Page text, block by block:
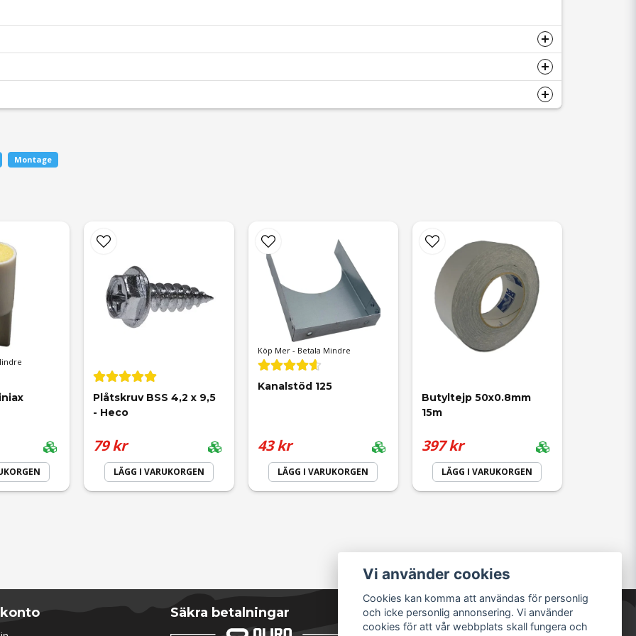
temperatur, luftfuktighet och fogens dimensioner. När fogen är härdad kan man börja elda. För att fogen ska
Montage
Plåtskruv BSS 4,2 x 9,5
- Heco
79 kr
LÄGG I VARUKORGEN
Köp Mer - Betala Mindre
Kanalstöd 125
43 kr
LÄGG I VARUKORGEN
Butyltejp 50x0.8mm
15m
397 kr
LÄGG I VARUKORGEN
Säkra betalningar
Vi använder cookies
Cookies kan komma att användas för personlig
och icke personlig annonsering. Vi använder
cookies för att vår webbplats skall fungera och